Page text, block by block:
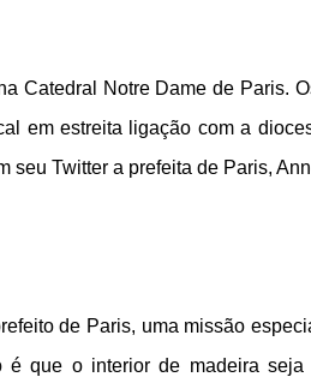
Catedral Notre Dame de Paris.
em estreita ligação com a
seu Twitter a prefeita de Paris,
de Paris, uma missão
que o interior de madeira seja